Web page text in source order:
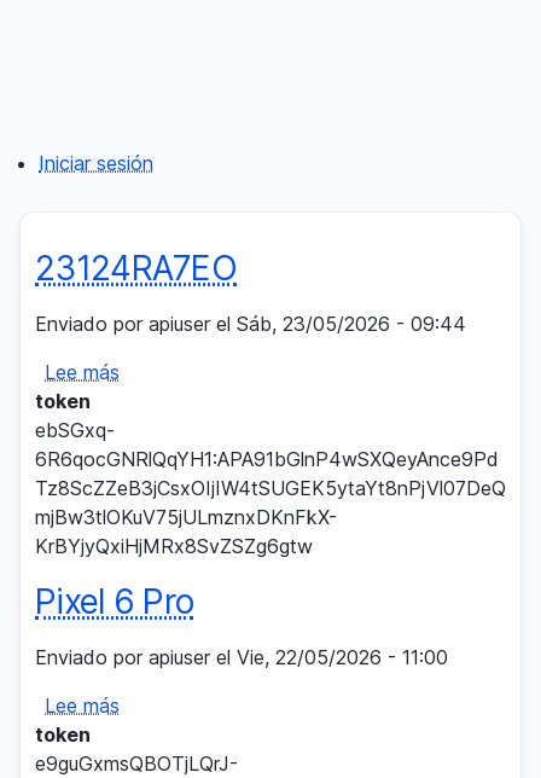
Menú
compte
d'usuari
Iniciar sesión
23124RA7EO
Enviado por apiuserel Sáb, 23/05/2026 - 09:44
Lee más
token
ebSGxq-
6R6qocGNRlQqYH1:APA91bGlnP4wSXQeyAnce9Pd
Tz8ScZZeB3jCsxOIjIW4tSUGEK5ytaYt8nPjVl07DeQ
mjBw3tlOKuV75jULmznxDKnFkX-
KrBYjyQxiHjMRx8SvZSZg6gtw
Pixel 6 Pro
Enviado por apiuserel Vie, 22/05/2026 - 11:00
Lee más
6
token
e9guGxmsQBOTjLQrJ-